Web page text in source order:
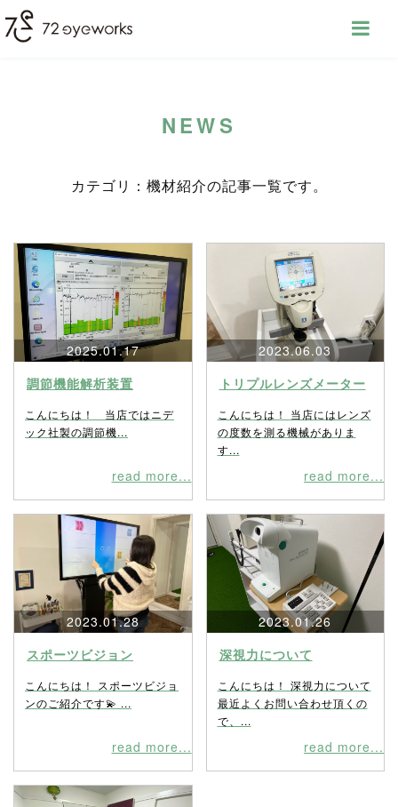
NEWS
カテゴリ：機材紹介の記事一覧です。
2025.01.17
調節機能解析装置
こんにちは！ 当店ではニデ
ック社製の調節機...
read more...
2023.06.03
トリプルレンズメーター
こんにちは！ 当店にはレンズ
の度数を測る機械がありま
す...
read more...
2023.01.28
スポーツビジョン
こんにちは！ スポーツビジョ
ンのご紹介です💫 ...
read more...
2023.01.26
深視力について
こんにちは！ 深視力について
最近よくお問い合わせ頂くの
で、...
read more...